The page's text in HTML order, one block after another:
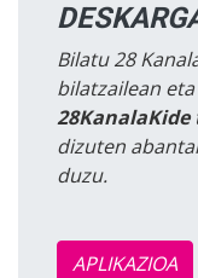
Bilatu 28
bilatzailean
28KanalaKide
dizuten
duzu.
APLIKAZIOA